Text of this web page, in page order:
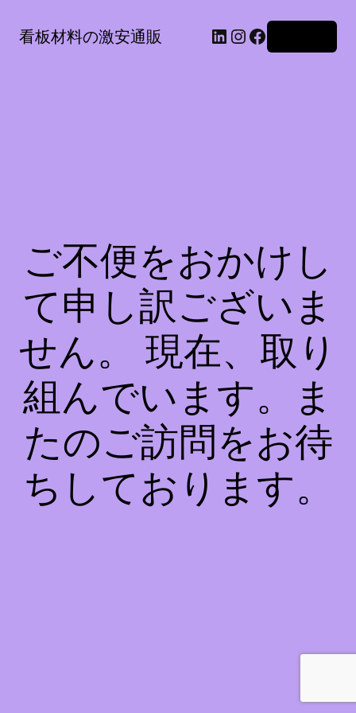
看板材料の激安通販 LinkedIn Instagram Facebook
ご不便をおかけし
て申し訳ございま
せん。 現在、取り
組んでいます。ま
たのご訪問をお待
ちしております。